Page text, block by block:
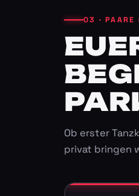
03 · PAARE
Ob erster
privat bringen